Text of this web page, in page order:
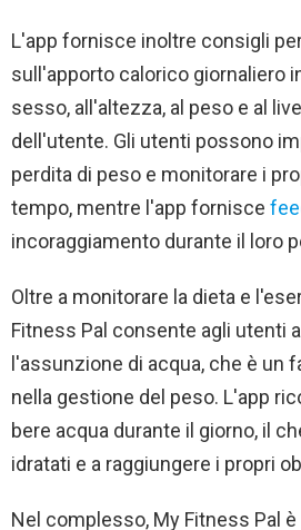
L'app fornisce inoltre consigli
sull'apporto calorico giornaliero
sesso, all'altezza, al peso e al
dell'utente. Gli utenti possono
perdita di peso e monitorare i
tempo, mentre l'app fornisce
incoraggiamento durante il loro
Oltre a monitorare la dieta e
Fitness Pal consente agli utenti
l'assunzione di acqua, che è un
nella gestione del peso. L'app
bere acqua durante il giorno, il
idratati e a raggiungere i propri
Nel complesso, My Fitness Pal